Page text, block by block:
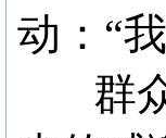
动：“
群众